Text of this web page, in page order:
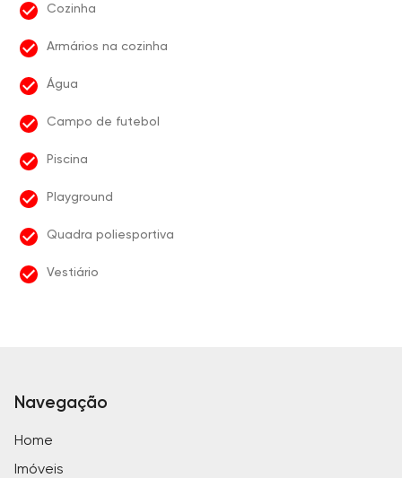
Cozinha
Armários na cozinha
Água
Campo de futebol
Piscina
Playground
Quadra poliesportiva
Vestiário
Navegação
Home
Imóveis